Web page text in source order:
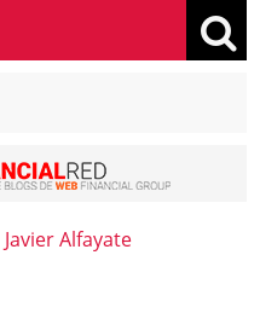
Javier Alfayate